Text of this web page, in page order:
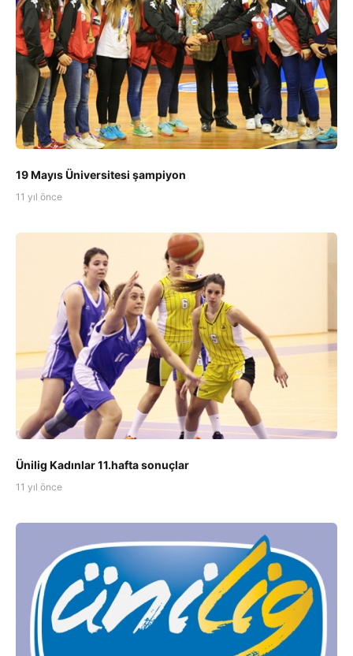
19 Mayıs Üniversitesi şampiyon
11 yıl önce
Ünilig Kadınlar 11.hafta sonuçlar
11 yıl önce